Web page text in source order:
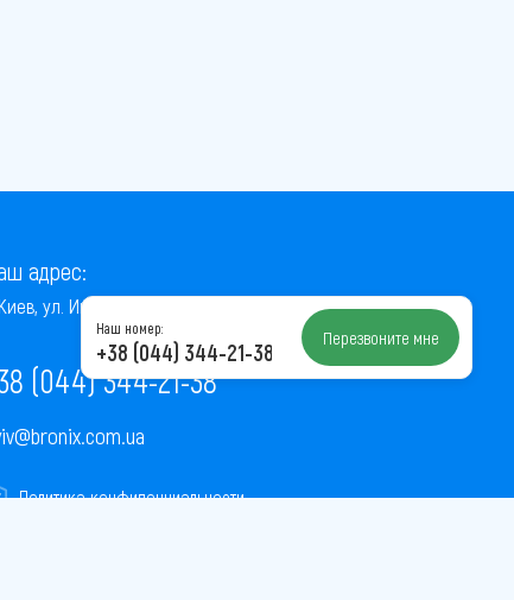
адрес:
ул. Институтская, 22/7, оф. 41
(044) 344-21-38
Политика конфиденциальности
Наш номер:
+38 (044) 344-21-38 Перезвоните мне